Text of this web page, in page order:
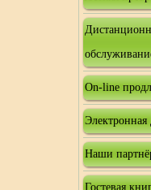
On-line
Электронная
Наши
Гостевая